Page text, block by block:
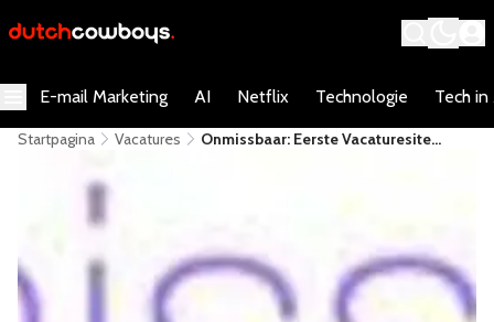
E-mail Marketing AI Netflix Technologie Tech in
Startpagina Vacatures
Onmissbaar: Eerste Vacaturesite